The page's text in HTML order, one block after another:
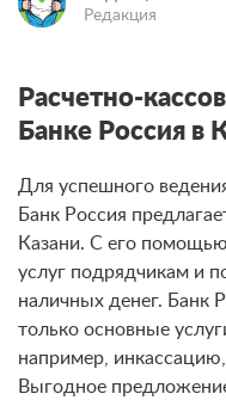
Редакция
Расчетно-
Банке Россия в
Для успешного
Банк Россия
Казани. С его
услуг подрядчикам и
наличных денег. Банк
только основные
например, инкассацию,
Выгодное